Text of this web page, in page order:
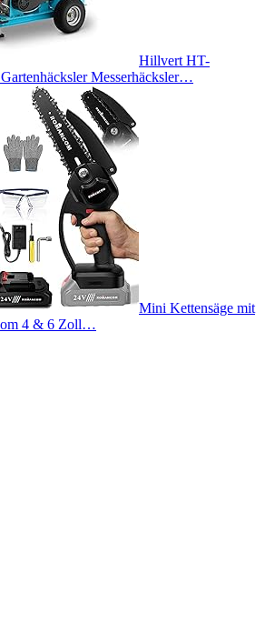
Hillvert HT-
Messerhäcksler…
Mini Kettensäge mit
4 & 6 Zoll…